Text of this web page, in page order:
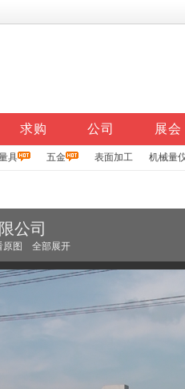
求购 公司 展会
具 五金 表面加工 机械量
公司
原图 全部展开